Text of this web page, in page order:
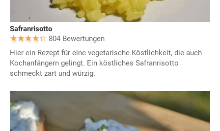
Safranrisotto
804 Bewertungen
Hier ein Rezept für eine vegetarische Köstlichkeit, die auch
Kochanfängern gelingt. Ein köstliches Safranrisotto
schmeckt zart und würzig.